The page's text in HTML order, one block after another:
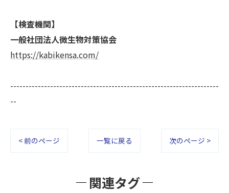
【検査機関】
一般社団法人微生物対策協会
https://kabikensa.com/
--------------------------------------------------------------------
--
< 前のページ 一覧に戻る 次のページ >
関連タグ